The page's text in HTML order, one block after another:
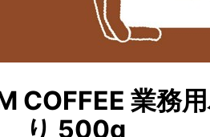
COFFEE 業務
り 500g